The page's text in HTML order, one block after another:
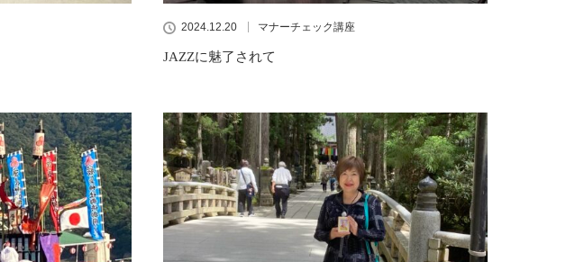
2024.12.20 マナーチェック講座
JAZZに魅了されて